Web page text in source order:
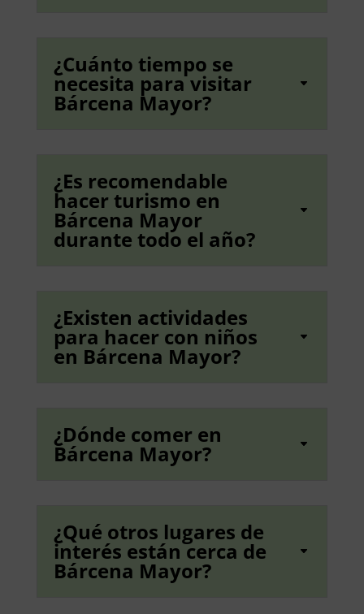
¿Cuánto tiempo se
necesita para visitar
Bárcena Mayor?
¿Es recomendable
hacer turismo en
Bárcena Mayor
durante todo el año?
¿Existen actividades
para hacer con niños
en Bárcena Mayor?
¿Dónde comer en
Bárcena Mayor?
¿Qué otros lugares de
interés están cerca de
Bárcena Mayor?